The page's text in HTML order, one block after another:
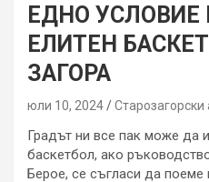
ЕДНО
ЕЛИТЕН
ЗАГОРА
юли 10, 2024 Старозагорски
Градът ни все пак може да
баскетбол, ако
Берое, се съгласи да